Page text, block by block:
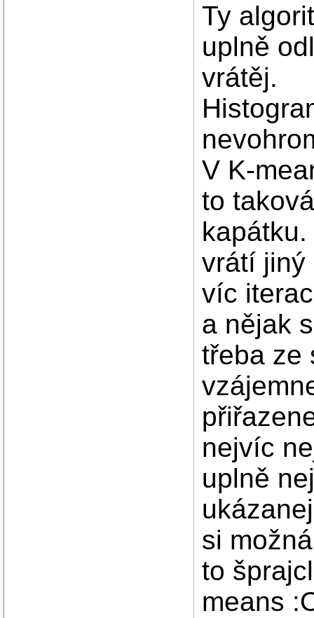
Ty
uplně
vrátěj.
V K-
to
vrátí jiný
víc
a nějak
třeba ze
nejvíc
uplně
si
to
means